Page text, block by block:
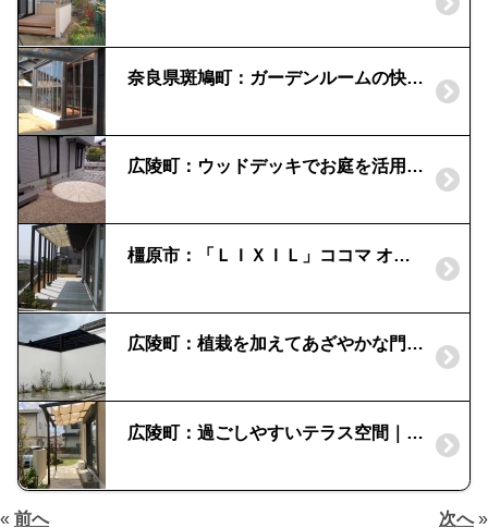
奈良県斑鳩町：ガーデンルームの快適ライフ｜リビングガーデン
広陵町：ウッドデッキでお庭を活用｜クレモナサークル
橿原市：「ＬＩＸＩＬ」ココマ オープンテラスタイプ｜広いココマは万能空間
広陵町：植栽を加えてあざやかな門回り
広陵町：過ごしやすいテラス空間｜三協アルミ「ナチュレ」
« 前へ 次へ»